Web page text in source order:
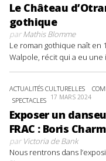
Le Château
gothique
parMathis Blomme
Le roman gothique naît en
Walpole, récit qui a eu une
ACTUALITÉS CULTURELLES
SPECTACLES 17 MARS 2024
Exposer un
FRAC : Boris
parVictoria de Bank
Nous rentrons dans